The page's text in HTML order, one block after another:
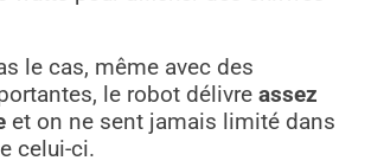
le cas, même avec des
le robot délivre assez
et on ne sent jamais limité dans
celui-ci.